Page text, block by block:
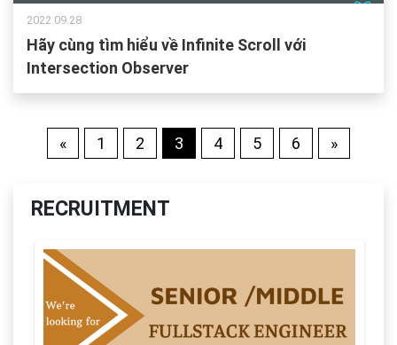
2022.09.28
Hãy cùng tìm hiểu về Infinite Scroll với
Intersection Observer
« 1 2 3 4 5 6 »
RECRUITMENT